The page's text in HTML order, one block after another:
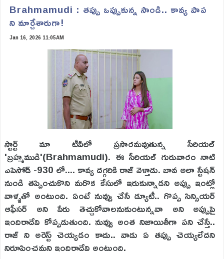
Brahmamudi : తప్పు ఒప్పుకున్న సాండి.. కావ్య పాప
ని మార్చేశారుగా!
Jan 16, 2026 11:05AM
స్టార్ట్ మా టీవీలో ప్రసారమవుతున్న సీరియల్
'బ్రహ్మముడి'(Brahmamudi). ఈ సీరియల్ గురువారం నాటి
ఎపిసోడ్ -930 లో.... కావ్య దగ్గరికి రాజ్ వెళ్తాడు. బావ అలా స్టేషన్
నుండి తప్పించుకొని మరొక కేసులో ఇరుకున్నాడని అప్పు ఇంట్లో
వాళ్ళతో అంటుంది. ఏంటే నువ్వు చేసే డ్యూటీ.. గొప్ప సిన్సియర్
ఆఫీసర్ అని పేరు తెచ్చుకోవాలనుకుంటున్నవా అని అప్పుపై
ఇందిరాదేవి కోప్పడుతుంది. నువ్వు అంత నిజాయితీగా పని చేస్తే..
రాజ్ ని అరెస్ట్ చెయ్యడం కాదు.. వాడు ఏ తప్పు చెయ్యలేదని
నిరూపించమని ఇందిరాదేవి అంటుంది.